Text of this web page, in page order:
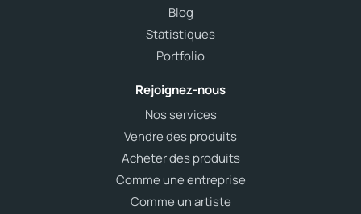
Blog
Statistiques
Portfolio
Rejoignez-nous
Nos services
Vendre des produits
Acheter des produits
Comme une entreprise
Comme un artiste